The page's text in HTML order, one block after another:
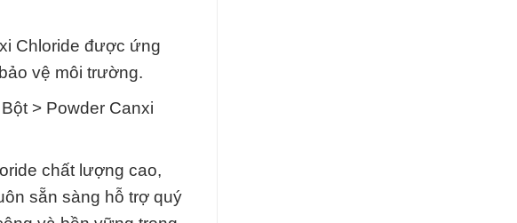
Chloride được ứng
vệ môi trường.
> Powder Canxi
chất lượng cao,
sẵn sàng hỗ trợ quý